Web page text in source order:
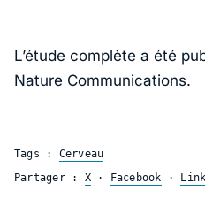
L’étude complète a été
Nature Communications.
Tags : Cerveau
Partager : X· Facebook ·